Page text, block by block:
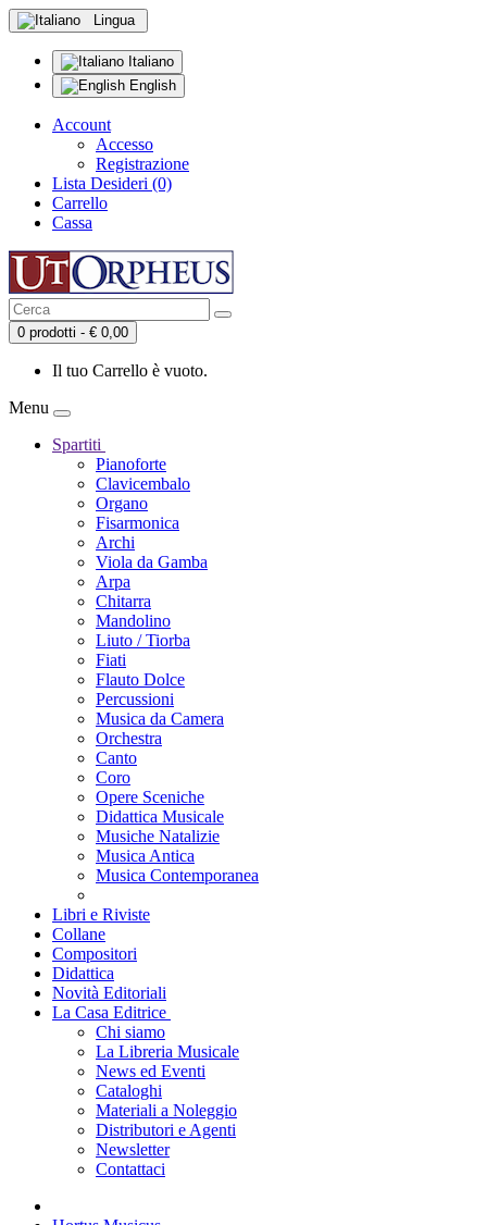
Lingua
Italiano
English
Account
Accesso
Registrazione
Lista Desideri (0)
Carrello
Cassa
0 prodotti - € 0,00
Il tuo Carrello è vuoto.
Menu
Spartiti
Pianoforte
Clavicembalo
Organo
Fisarmonica
Archi
Viola da Gamba
Arpa
Chitarra
Mandolino
Liuto / Tiorba
Fiati
Flauto Dolce
Percussioni
Musica da Camera
Orchestra
Canto
Coro
Opere Sceniche
Didattica Musicale
Musiche Natalizie
Musica Antica
Musica Contemporanea
Libri e Riviste
Collane
Compositori
Didattica
Novità Editoriali
La Casa Editrice
Chi siamo
La Libreria Musicale
News ed Eventi
Cataloghi
Materiali a Noleggio
Distributori e Agenti
Newsletter
Contattaci